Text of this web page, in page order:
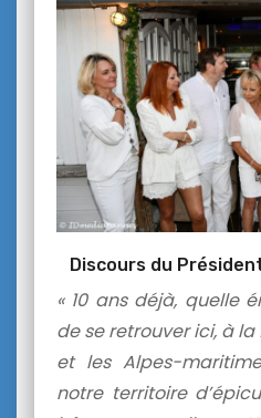
Discours du
« 10 ans déjà, quelle
de se retrouver ici, à
et les Alpes-
notre territoire